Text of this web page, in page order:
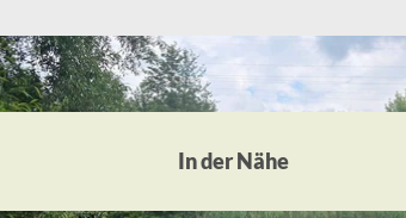
In der Nähe